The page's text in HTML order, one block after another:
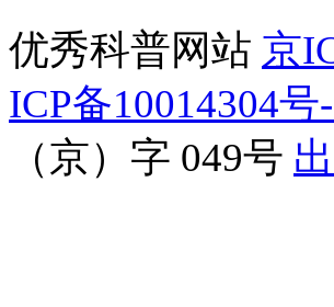
优秀科普网站 京
ICP备10014304号
（京）字 049号